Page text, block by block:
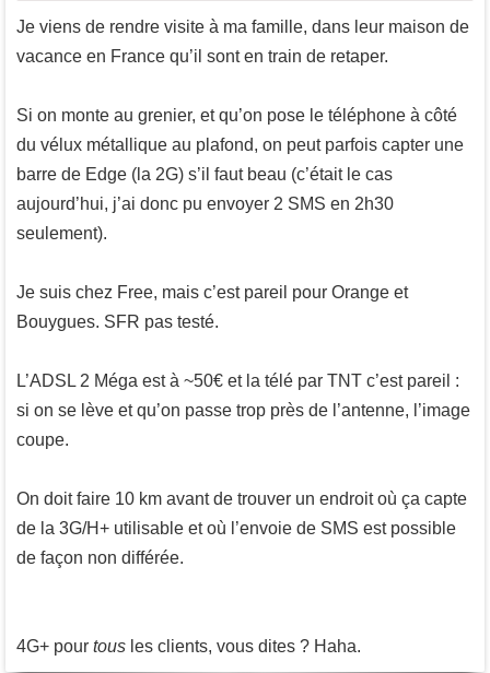
Je viens de rendre visite à ma famille, dans leur maison de
vacance en France qu’il sont en train de retaper.
Si on monte au grenier, et qu’on pose le téléphone à côté
du vélux métallique au plafond, on peut parfois capter une
barre de Edge (la 2G) s’il faut beau (c’était le cas
aujourd’hui, j’ai donc pu envoyer 2 SMS en 2h30
seulement).
Je suis chez Free, mais c’est pareil pour Orange et
Bouygues. SFR pas testé.
L’ADSL 2 Méga est à ~50€ et la télé par TNT c’est pareil :
si on se lève et qu’on passe trop près de l’antenne, l’image
coupe.
On doit faire 10 km avant de trouver un endroit où ça capte
de la 3G/H+ utilisable et où l’envoie de SMS est possible
de façon non différée.
4G+ pour tous les clients, vous dites ? Haha.